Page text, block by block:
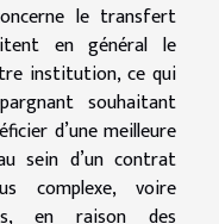
le transfert
en général le
institution, ce qui
souhaitant
d’une meilleure
sein d’un contrat
complexe, voire
en raison des